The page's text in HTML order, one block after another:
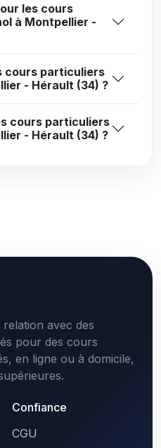
les cours
à Montpellier -
cours particuliers
- Hérault (34) ?
cours particuliers
- Hérault (34) ?
avec des
pour des cours
en ligne ou à domicile,
Confiance
CGU